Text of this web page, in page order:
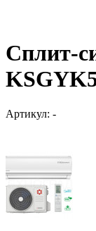
Сплит-
Артикул: -